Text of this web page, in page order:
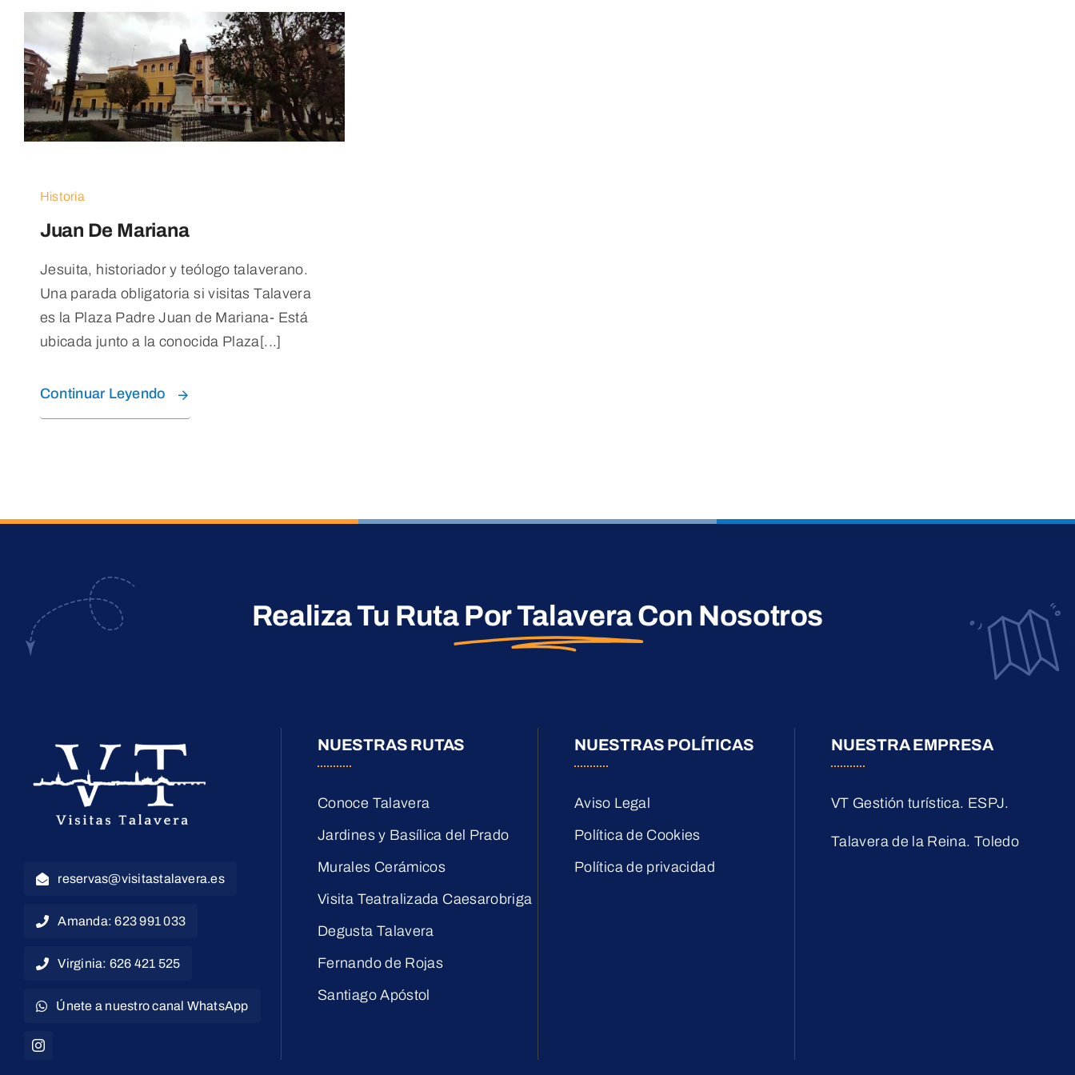
Historia
Juan De Mariana
Jesuita, historiador y teólogo talaverano.
Una parada obligatoria si visitas Talavera
es la Plaza Padre Juan de Mariana- Está
ubicada junto a la conocida Plaza[...]
Continuar Leyendo
Realiza Tu Ruta Por TalaveraCon Nosotros
reservas@visitastalavera.es
Amanda: 623 991 033
Virginia: 626 421 525
Únete a nuestro canal WhatsApp
NUESTRAS RUTAS
Conoce Talavera
Jardines y Basílica del Prado
Murales Cerámicos
Visita Teatralizada Caesarobriga
Degusta Talavera
Fernando de Rojas
Santiago Apóstol
NUESTRAS POLÍTICAS
Aviso Legal
Política de Cookies
Política de privacidad
NUESTRA EMPRESA
VT Gestión turística. ESPJ.
Talavera de la Reina. Toledo